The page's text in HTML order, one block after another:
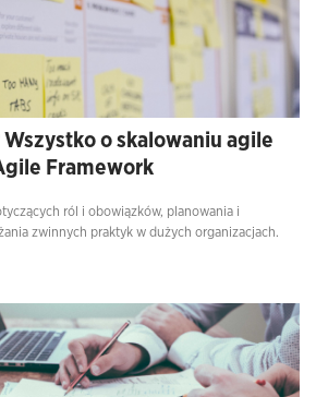
Wszystko o skalowaniu agile
Framework
ról i obowiązków, planowania i
zwinnych praktyk w dużych organizacjach.